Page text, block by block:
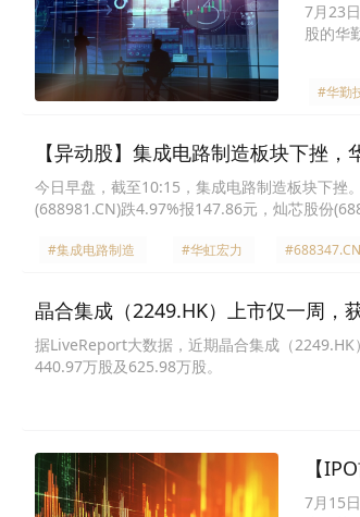
7月23
股的华
#华勤
【异动股】集成电路制造板块下挫
今日早盘，截至10:15，集成电路制造板块下挫
(688981.CN)跌4.97%报147.86元，灿芯股份
#集成电路制造 #华虹宏力 #688347.CN
晶合集成（2249.HK）上市仅一周，
据LiveReport大数据，近期晶合集成（
440.97万股及625.98万股。
【
修复
7月15